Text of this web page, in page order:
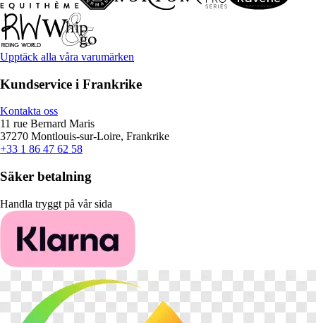
Upptäck alla våra varumärken
Kundservice i Frankrike
Kontakta oss
11 rue Bernard Maris
37270 Montlouis-sur-Loire, Frankrike
+33 1 86 47 62 58
Säker betalning
Handla tryggt på vår sida